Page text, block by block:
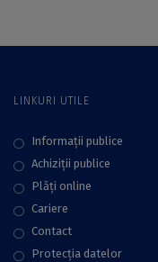
LINKURI UTILE
Informații publice
Achiziții publice
Plăţi online
Cariere
Contact
Protecţia datelor